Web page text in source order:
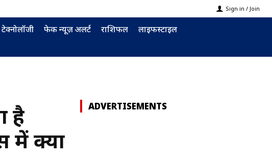
Sign in / Join
टेक्नोलॉजी फेक न्यूज़ अलर्ट राशिफल लाइफस्टाइल
है
में क्या
ADVERTISEMENTS